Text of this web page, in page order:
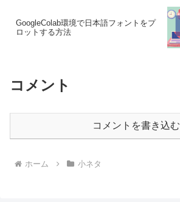
GoogleColab環境で日本語フォントをプ
ロットする方法
コメント
コメントを書き込む
ホーム 小ネタ